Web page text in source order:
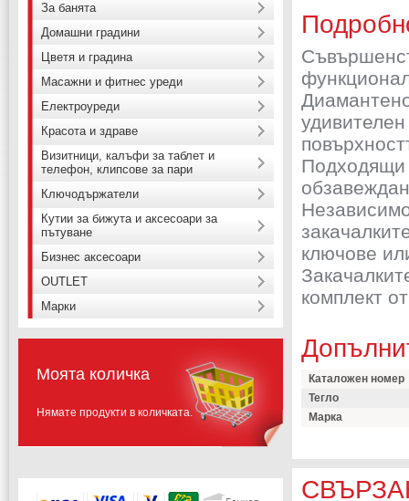
Подходящи
ключове
комплект
Каталожен номер
Тегло
Марка
За банята
Домашни градини
Цветя и градина
Масажни и фитнес уреди
Електроуреди
Красота и здраве
Визитници, калъфи за таблет и
телефон, клипсове за пари
Ключодържатели
Кутии за бижута и аксесоари за
пътуване
Бизнес аксесоари
OUTLET
Марки
Моята количка
Нямате продукти в количката.